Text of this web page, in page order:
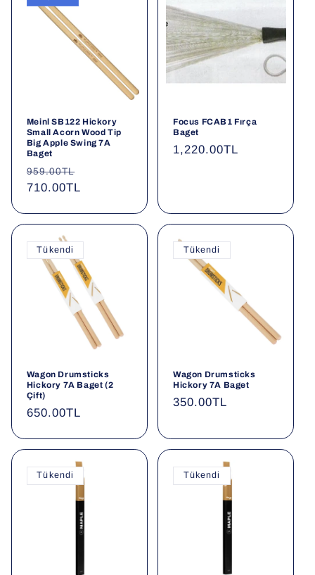
Meinl SB122 Hickory
Small Acorn Wood Tip
Big Apple Swing 7A
Baget
Normal
fiyat
959.00TL
710.00TL
Focus FCAB1 Fırça
Baget
Normal
1,220.00TL
Tükendi
Wagon Drumsticks
Hickory 7A Baget (2
Çift)
Normal
650.00TL
Tükendi
Wagon Drumsticks
Hickory 7A Baget
Normal
350.00TL
Tükendi Tükendi